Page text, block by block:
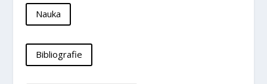
Nauka
Bibliografie